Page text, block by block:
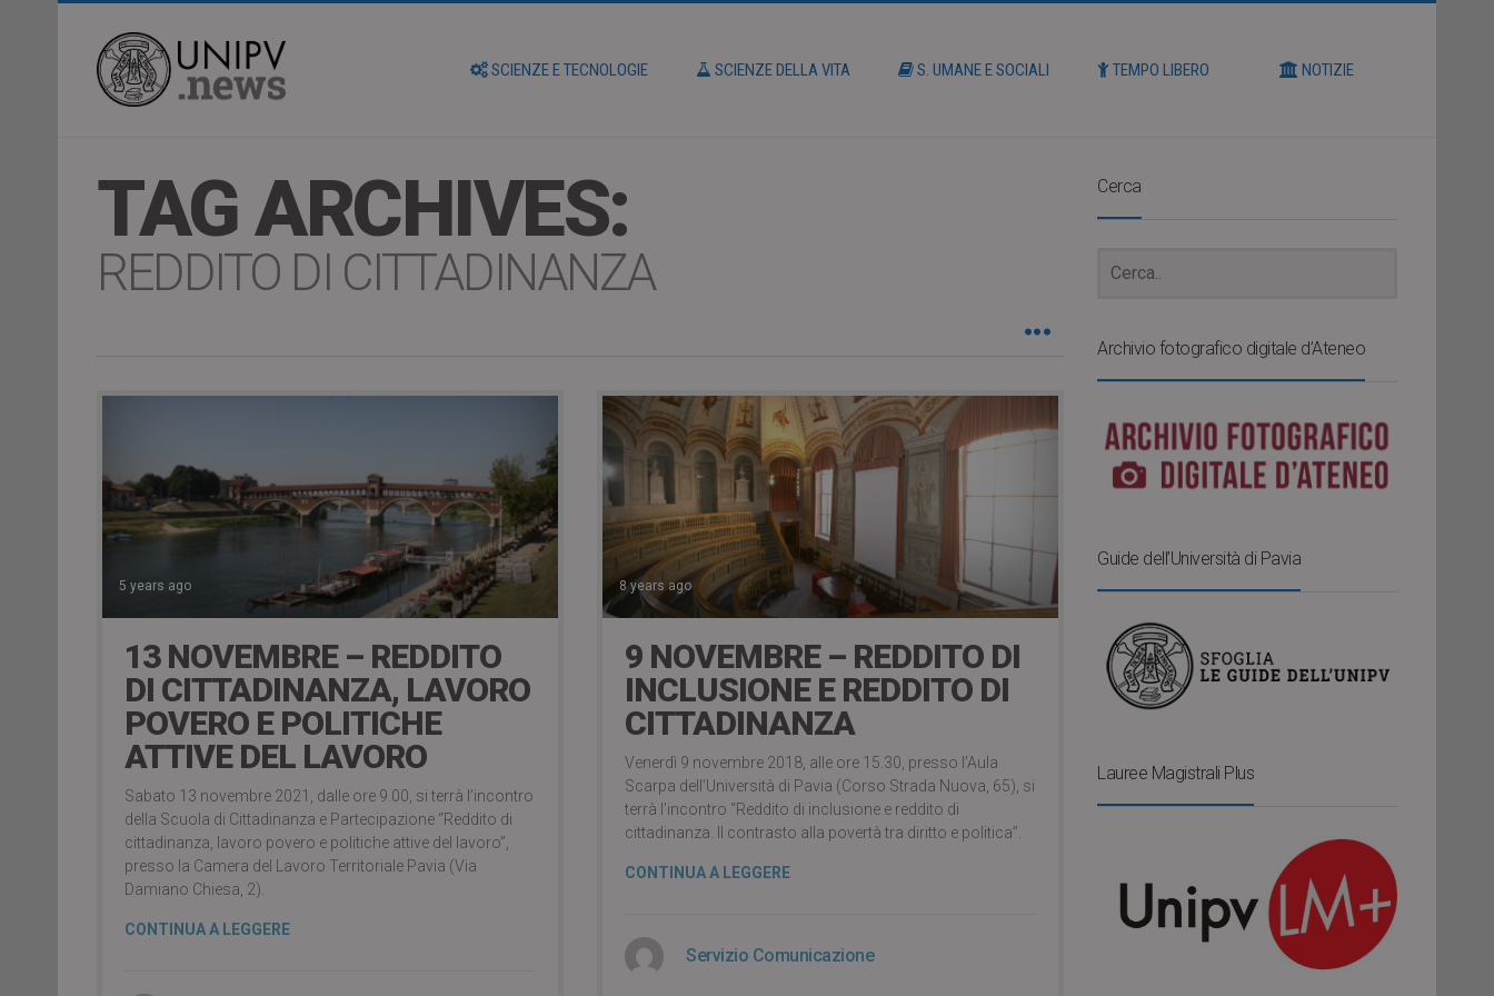
SCIENZE E TECNOLOGIE SCIENZE DELLA VITA S. UMANE E SOCIALI TEMPO LIBERO NOTIZIE
TAG ARCHIVES:
REDDITO DI CITTADINANZA
5 years ago
13 NOVEMBRE – REDDITO
DI CITTADINANZA, LAVORO
POVERO E POLITICHE
ATTIVE DEL LAVORO
Sabato 13 novembre 2021, dalle ore 9.00, si terrà l’incontro
della Scuola di Cittadinanza e Partecipazione “Reddito di
cittadinanza, lavoro povero e politiche attive del lavoro”,
presso la Camera del Lavoro Territoriale Pavia (Via
Damiano Chiesa, 2).
CONTINUA A LEGGERE
8 years ago
9 NOVEMBRE – REDDITO DI
INCLUSIONE E REDDITO DI
CITTADINANZA
Venerdì 9 novembre 2018, alle ore 15.30, presso l’Aula
Scarpa dell’Università di Pavia (Corso Strada Nuova, 65), si
terrà l’incontro “Reddito di inclusione e reddito di
cittadinanza. Il contrasto alla povertà tra diritto e politica”.
CONTINUA A LEGGERE
Servizio Comunicazione
Cerca
Archivio fotografico digitale d’Ateneo
Guide dell’Università di Pavia
Lauree Magistrali Plus